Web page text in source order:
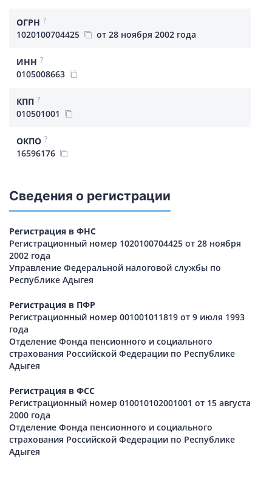
ОГРН ?
1020100704425 от 28 ноября 2002 года
ИНН ?
0105008663
КПП ?
010501001
ОКПО ?
16596176
Сведения о регистрации
Регистрация в ФНС
Регистрационный номер 1020100704425 от 28 ноября
2002 года
Управление Федеральной налоговой службы по
Республике Адыгея
Регистрация в ПФР
Регистрационный номер 001001011819 от 9 июля 1993
года
Отделение Фонда пенсионного и социального
страхования Российской Федерации по Республике
Адыгея
Регистрация в ФСС
Регистрационный номер 010010102001001 от 15 августа
2000 года
Отделение Фонда пенсионного и социального
страхования Российской Федерации по Республике
Адыгея